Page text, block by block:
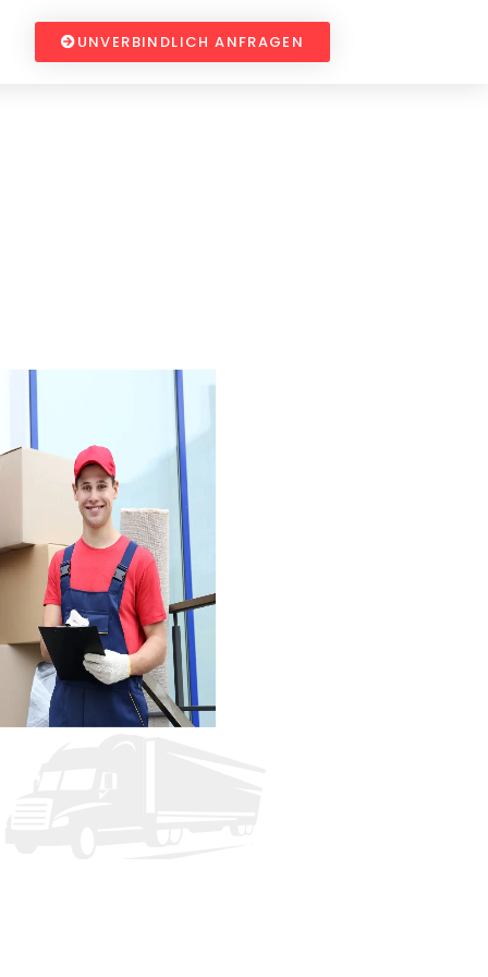
UNVERBINDLICH ANFRAGEN